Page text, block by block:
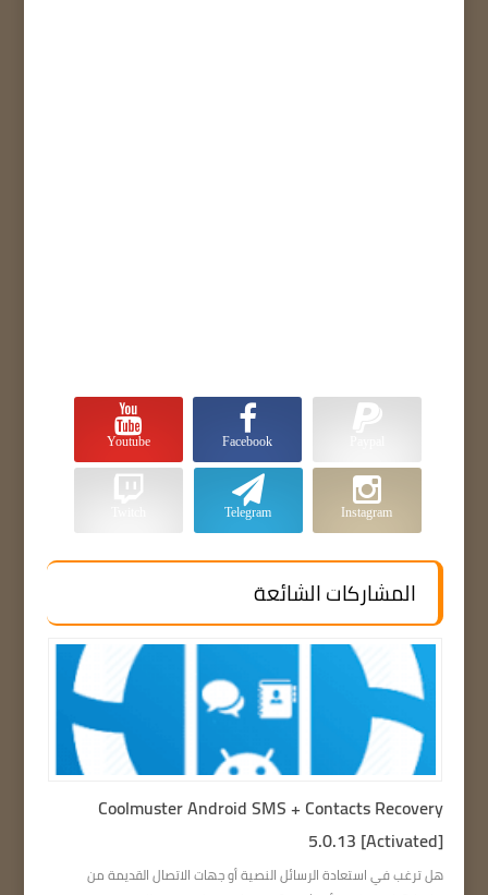
Facebook
Youtube
Instagram
Telegram
المشاركات الشائعة
Coolmuster Android SMS + Contacts Recovery
5.0.13 [Activated]
هل ترغب في استعادة الرسائل النصية أو جهات الاتصال القديمة من